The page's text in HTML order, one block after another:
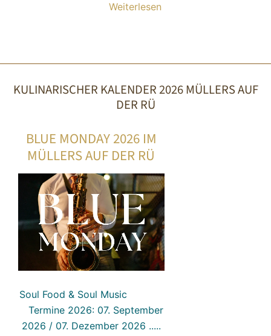
Weiterlesen
KULINARISCHER KALENDER 2026 MÜLLERS AUF
DER RÜ
BLUE MONDAY 2026 IM
MÜLLERS AUF DER RÜ
Soul Food & Soul Music
Termine 2026: 07. September
2026 / 07. Dezember 2026 .....